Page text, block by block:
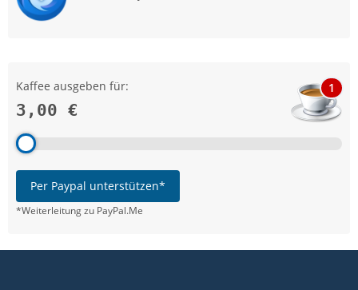
Kaffee ausgeben für:
3,00 €
1
Per Paypal unterstützen*
*Weiterleitung zu PayPal.Me